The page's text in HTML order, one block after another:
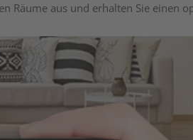
Räume aus und erhalten Sie einen